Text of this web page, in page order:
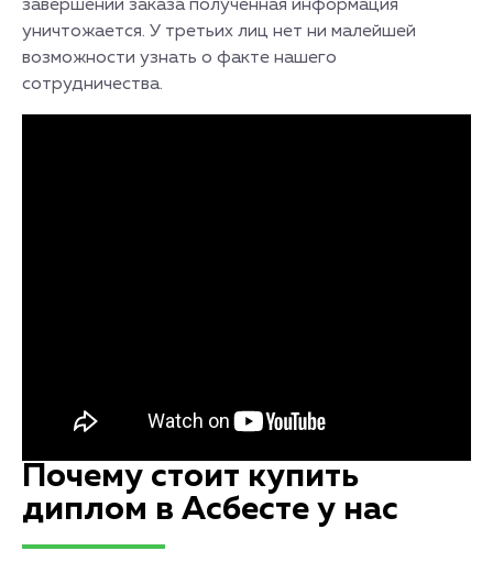
завершении заказа полученная информация
уничтожается. У третьих лиц нет ни малейшей
возможности узнать о факте нашего
сотрудничества.
Почему стоит купить
диплом в Асбесте у нас